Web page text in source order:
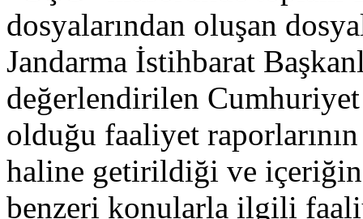
dosyalarından oluşan
Jandarma İstihbarat
değerlendirilen Cumhuriyet
olduğu faaliyet
haline getirildiği ve
benzeri konularla ilgili